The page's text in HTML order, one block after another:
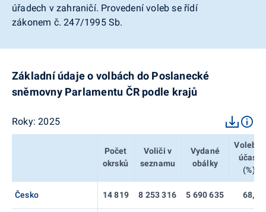
úřadech v zahraničí. Provedení voleb se řídí
zákonem č. 247/1995 Sb.
Základní údaje o volbách do Poslanecké
sněmovny Parlamentu ČR podle krajů
Roky:2025
Počet
okrsků
Voliči v
seznamu
Vydané
obálky
Volební
účast
(%)
Česko 14 819 8 253 316 5 690 635 68,95